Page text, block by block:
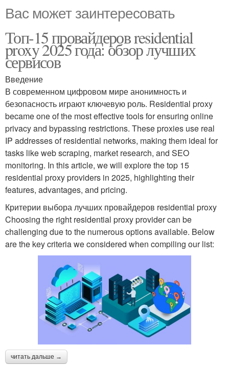
Вас может заинтересовать
Топ-15 провайдеров residential
proxy 2025 года: обзор лучших
сервисов
Введение
В современном цифровом мире анонимность и
безопасность играют ключевую роль. Residential proxy
became one of the most effective tools for ensuring online
privacy and bypassing restrictions. These proxies use real
IP addresses of residential networks, making them ideal for
tasks like web scraping, market research, and SEO
monitoring. In this article, we will explore the top 15
residential proxy providers in 2025, highlighting their
features, advantages, and pricing.
Критерии выбора лучших провайдеров residential proxy
Choosing the right residential proxy provider can be
challenging due to the numerous options available. Below
are the key criteria we considered when compiling our list:
читать дальше →